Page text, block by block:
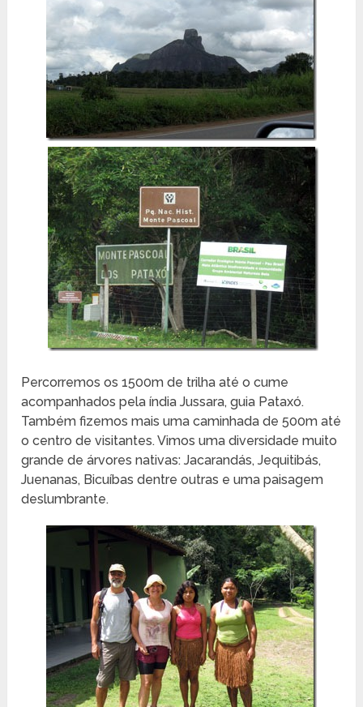
Percorremos os 1500m de trilha até o cume
acompanhados pela índia Jussara, guia Pataxó.
Também fizemos mais uma caminhada de 500m até
o centro de visitantes. Vimos uma diversidade muito
grande de árvores nativas: Jacarandás, Jequitibás,
Juenanas, Bicuíbas dentre outras e uma paisagem
deslumbrante.